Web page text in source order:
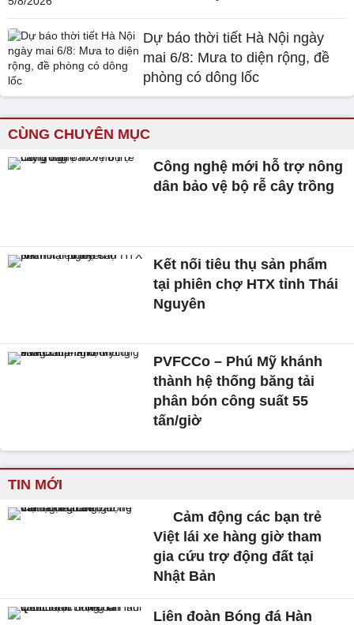
Dự báo thời tiết Hà Nội ngày
mai 6/8: Mưa to diện rộng, đề
phòng có dông lốc
CÙNG CHUYÊN MỤC
Công nghệ mới hỗ trợ nông
dân bảo vệ bộ rễ cây trồng
Kết nối tiêu thụ sản phẩm
tại phiên chợ HTX tỉnh Thái
Nguyên
PVFCCo – Phú Mỹ khánh
thành hệ thống băng tải
phân bón công suất 55
tấn/giờ
TIN MỚI
Cảm động các bạn trẻ
Việt lái xe hàng giờ tham
gia cứu trợ động đất tại
Nhật Bản
Liên đoàn Bóng đá Hàn